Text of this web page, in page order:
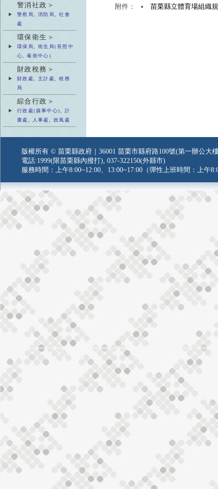
警消社政＞
警察局, 消防局, 社會
處
環保衛生＞
環保局, 衛生局(長照中
心, 毒衛中心)
財政稅務＞
財政處, 主計處, 稅務
局
綜合行政＞
行政處(媒事中心), 計
畫處, 人事處, 政風處
附件：
苗栗縣立體育場組織
版權所有 © 苗栗縣政府｜36001 苗栗市縣府路100號(第一辦公大
電話:1999(限苗栗縣內撥打), 037-322150(外縣市)
服務時間：上午8:00~12:00、13:00~17:00（彈性上班時間：上午